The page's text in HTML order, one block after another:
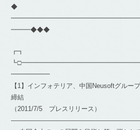
◆
━━━◆◆◆
┏┓
━━━━━━
【1】インフォテリア、中国Neusoftグルー
締結
（2011/7/5 プレスリリース）